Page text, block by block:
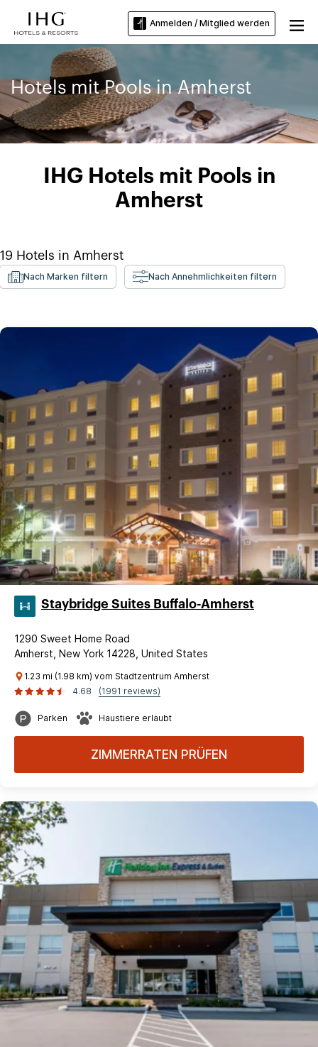
Anmelden / Mitglied werden
Hotels mit Pools in Amherst
IHG Hotels mit Pools in
Amherst
19 Hotels in Amherst
Nach Marken filtern Nach Annehmlichkeiten filtern
Staybridge Suites Buffalo-Amherst
1290 Sweet Home Road
Amherst, New York 14228, United States
1.23 mi (1.98 km) vom Stadtzentrum Amherst
4.68
(1991 reviews)
Parken Haustiere erlaubt
ZIMMERRATEN PRÜFEN